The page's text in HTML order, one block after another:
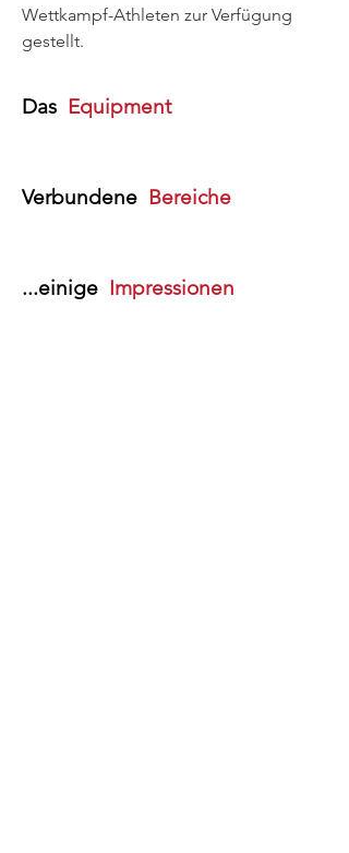
Wettkampf-Athleten zur Verfügung
gestellt.
Das Equipment
Verbundene Bereiche
...einige Impressionen